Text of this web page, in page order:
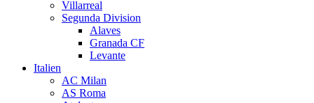
Villarreal
Segunda Division
Alaves
Granada CF
Levante
Italien
AC Milan
AS Roma